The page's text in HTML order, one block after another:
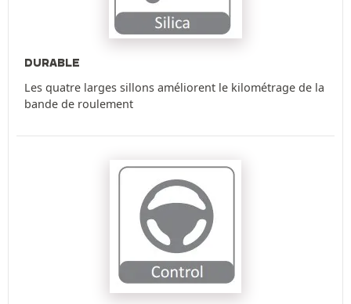
DURABLE
Les quatre larges sillons améliorent le kilométrage de la
bande de roulement